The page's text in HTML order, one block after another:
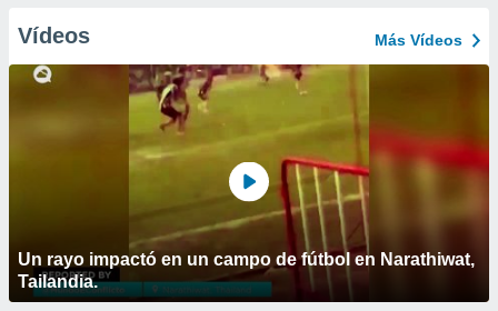
Vídeos Más Vídeos
Un rayo impactó en un campo de fútbol en Narathiwat,
Tailandia.